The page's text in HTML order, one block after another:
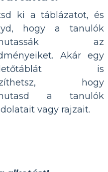
ki a táblázatot, és
hogy a tanulók
az
Akár egy
is
hogy
a tanulók
vagy rajzait.